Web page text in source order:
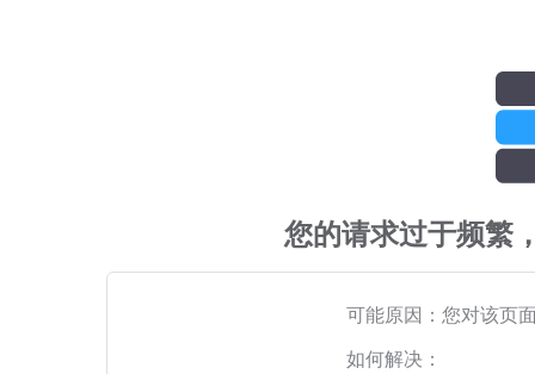
您的请求过于频繁
可能原因：您对该页
如何解决：